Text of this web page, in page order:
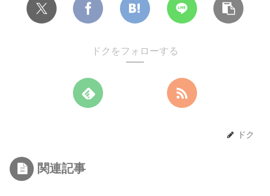
ドクをフォローする
ドク
関連記事